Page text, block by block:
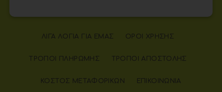
ΛΊΓΑ ΛΌΓΙΑ ΓΙΑ ΕΜΆΣ ΌΡΟΙ ΧΡΉΣΗΣ
ΤΡΌΠΟΙ ΠΛΗΡΩΜΉΣ ΤΡΌΠΟΙ ΑΠΟΣΤΟΛΉΣ
ΚΌΣΤΟΣ ΜΕΤΑΦΟΡΙΚΏΝ ΕΠΙΚΟΙΝΩΝΊΑ